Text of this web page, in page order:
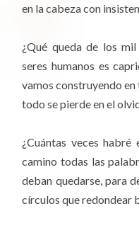
en la cabeza con
¿Qué queda de los
seres humanos es
vamos construyendo
todo se pierde en el
¿Cuántas veces
camino todas las
deban quedarse, para
círculos que redondear